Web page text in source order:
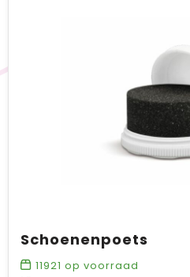
Brievenbuspakketten
Schoenenpoets
11921 op voorraad